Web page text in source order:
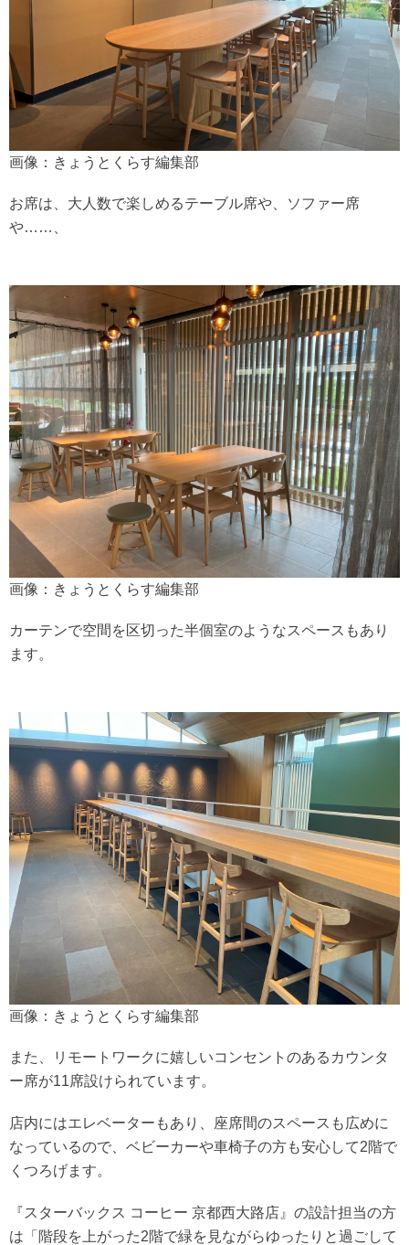
画像：きょうとくらす編集部
お席は、大人数で楽しめるテーブル席や、ソファー席
や……、
画像：きょうとくらす編集部
カーテンで空間を区切った半個室のようなスペースもあり
ます。
画像：きょうとくらす編集部
また、リモートワークに嬉しいコンセントのあるカウンタ
ー席が11席設けられています。
店内にはエレベーターもあり、座席間のスペースも広めに
なっているので、ベビーカーや車椅子の方も安心して2階で
くつろげます。
『スターバックス コーヒー 京都西大路店』の設計担当の方
は「階段を上がった2階で緑を見ながらゆったりと過ごして